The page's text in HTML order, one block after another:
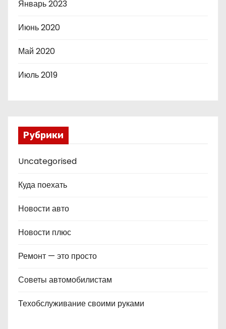
Январь 2023
Июнь 2020
Май 2020
Июль 2019
Рубрики
Uncategorised
Куда поехать
Новости авто
Новости плюс
Ремонт — это просто
Советы автомобилистам
Техобслуживание своими руками